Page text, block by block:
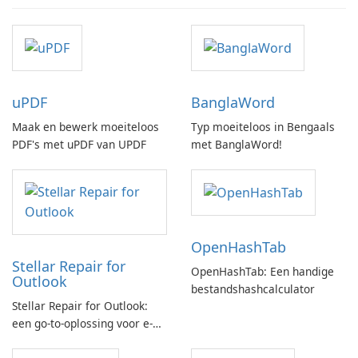
uPDF
Maak en bewerk moeiteloos
PDF's met uPDF van UPDF
BanglaWord
Typ moeiteloos in Bengaals
met BanglaWord!
Stellar Repair for
Outlook
Stellar Repair for Outlook:
een go-to-oplossing voor e-
OpenHashTab
OpenHashTab: Een handige
bestandshashcalculator